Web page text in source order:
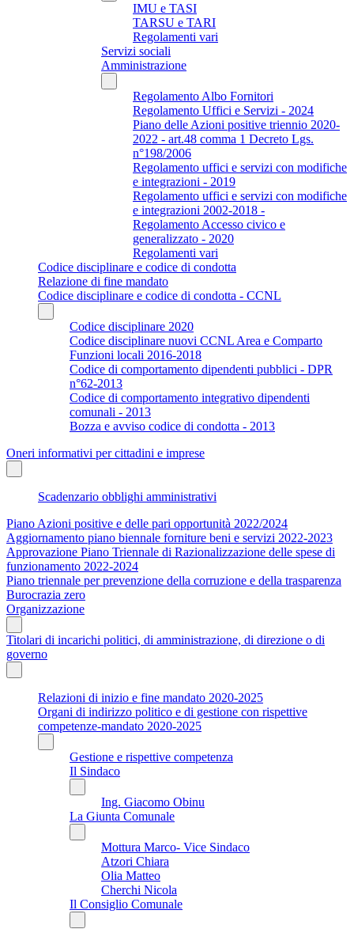
IMU e TASI
TARSU e TARI
Regolamenti vari
Servizi sociali
Amministrazione
Regolamento Albo Fornitori
Regolamento Uffici e Servizi - 2024
Piano delle Azioni positive triennio 2020-
2022 - art.48 comma 1 Decreto Lgs.
n°198/2006
Regolamento uffici e servizi con modifiche
e integrazioni - 2019
Regolamento uffici e servizi con modifiche
e integrazioni 2002-2018 -
Regolamento Accesso civico e
generalizzato - 2020
Regolamenti vari
Codice disciplinare e codice di condotta
Relazione di fine mandato
Codice disciplinare e codice di condotta - CCNL
Codice disciplinare 2020
Codice disciplinare nuovi CCNL Area e Comparto
Funzioni locali 2016-2018
Codice di comportamento dipendenti pubblici - DPR
n°62-2013
Codice di comportamento integrativo dipendenti
comunali - 2013
Bozza e avviso codice di condotta - 2013
Oneri informativi per cittadini e imprese
Scadenzario obblighi amministrativi
Piano Azioni positive e delle pari opportunità 2022/2024
Aggiornamento piano biennale forniture beni e servizi 2022-2023
Approvazione Piano Triennale di Razionalizzazione delle spese di
funzionamento 2022-2024
Piano triennale per prevenzione della corruzione e della trasparenza
Burocrazia zero
Organizzazione
Titolari di incarichi politici, di amministrazione, di direzione o di
governo
Relazioni di inizio e fine mandato 2020-2025
Organi di indirizzo politico e di gestione con rispettive
competenze-mandato 2020-2025
Gestione e rispettive competenza
Il Sindaco
Ing. Giacomo Obinu
La Giunta Comunale
Mottura Marco- Vice Sindaco
Atzori Chiara
Olia Matteo
Cherchi Nicola
Il Consiglio Comunale